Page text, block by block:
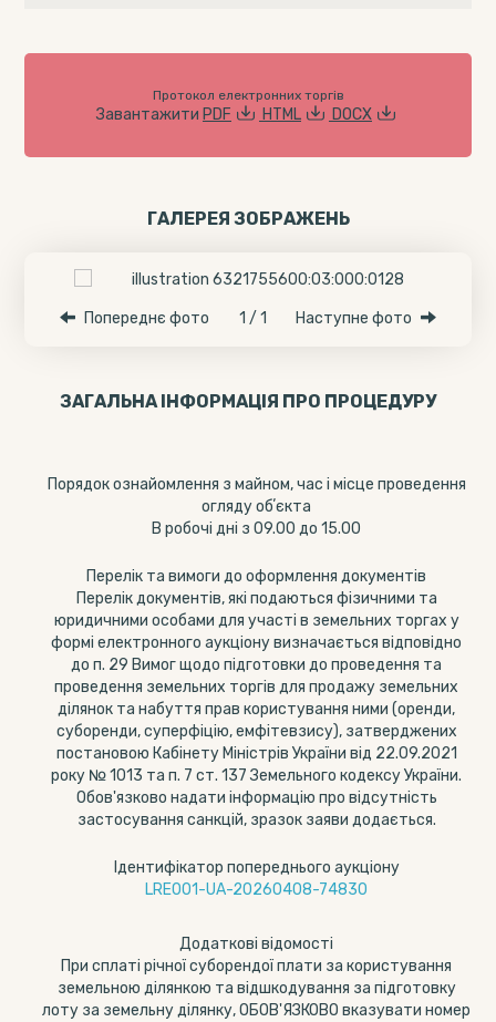
Протокол електронних торгів
Завантажити PDF HTML DOCX
ГАЛЕРЕЯ ЗОБРАЖЕНЬ
Попереднє фото 1 / 1 Наступне фото
ЗАГАЛЬНА ІНФОРМАЦІЯ ПРО ПРОЦЕДУРУ
Порядок ознайомлення з майном, час і місце проведення
огляду обʼєкта
В робочі дні з 09.00 до 15.00
Перелік та вимоги до оформлення документів
Перелік документів, які подаються фізичними та
юридичними особами для участі в земельних торгах у
формі електронного аукціону визначається відповідно
до п. 29 Вимог щодо підготовки до проведення та
проведення земельних торгів для продажу земельних
ділянок та набуття прав користування ними (оренди,
суборенди, суперфіцію, емфітевзису), затверджених
постановою Кабінету Міністрів України від 22.09.2021
року № 1013 та п. 7 ст. 137 Земельного кодексу України.
Обов'язково надати інформацію про відсутність
застосування санкцій, зразок заяви додається.
Ідентифікатор попереднього аукціону
LRE001-UA-20260408-74830
Додаткові відомості
При сплаті річної суборендої плати за користування
земельною ділянкою та відшкодування за підготовку
лоту за земельну ділянку, ОБОВ'ЯЗКОВО вказувати номер